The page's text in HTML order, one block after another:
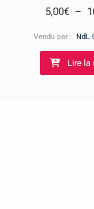
5,00€ –
Vendu par : NdL
Lire la